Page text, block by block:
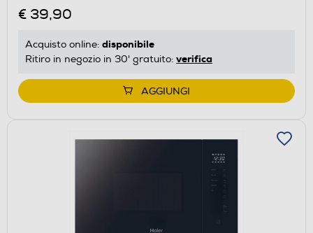
€ 39,90
Acquisto online: disponibile
Ritiro in negozio in 30' gratuito: verifica
AGGIUNGI